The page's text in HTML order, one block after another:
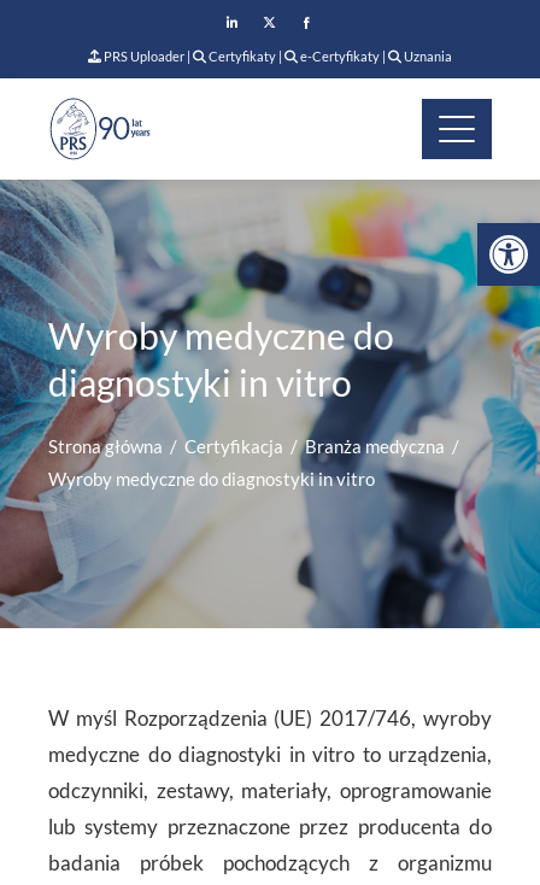
PRS Uploader | Certyfikaty | e-Certyfikaty | Uznania
Wyroby medyczne do
diagnostyki in vitro
Strona główna Certyfikacja
Branża medyczna
Wyroby medyczne do diagnostyki in vitro
W myśl Rozporządzenia (UE) 2017/746, wyroby
medyczne do diagnostyki in vitro to urządzenia,
odczynniki, zestawy, materiały, oprogramowanie
lub systemy przeznaczone przez producenta do
badania próbek pochodzących z organizmu